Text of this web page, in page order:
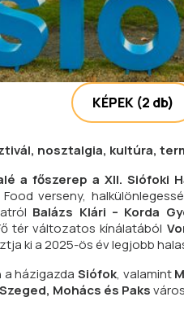
KÉPEK(2 db)
nosztalgia, kultúra,
a főszerep a XII. Siófoki
verseny,
Balázs Klári – Korda
tér változatos kínálatából
ki a 2025-ös év legjobb
házigazda Siófok, valamint
Mohács és Paks